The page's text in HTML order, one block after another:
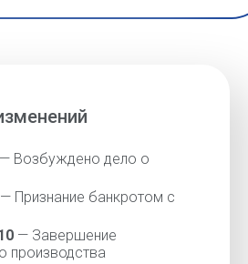
— Возбуждено дело о
— Признание банкротом с
— Завершение
производства